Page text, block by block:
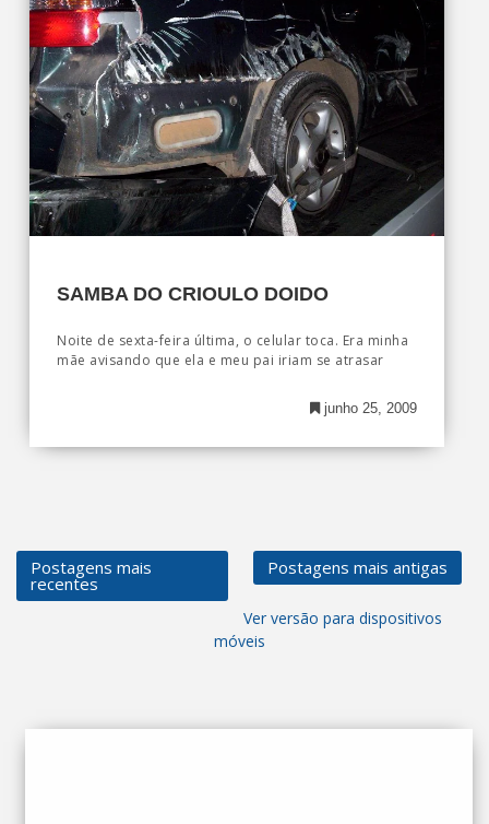
SAMBA DO CRIOULO DOIDO
Noite de sexta-feira última, o celular toca. Era minha
mãe avisando que ela e meu pai iriam se atrasar
junho 25, 2009
Postagens mais
recentes
Postagens mais antigas
Ver versão para dispositivos
móveis